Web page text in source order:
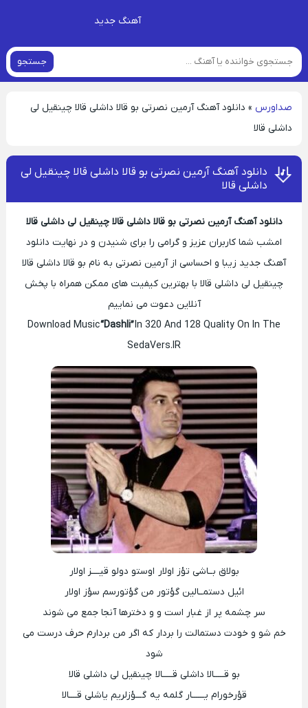
آهنگ جدید
جستجو
صداورس » دانلود آهنگ آرمین نصرتی بو قالا داشلی قالا چینقیل لی
داشلی قالا
دانلود آهنگ آرمین نصرتی بو قالا داشلی قالا چینقیل لی
داشلی قالا
دانلود آهنگ آرمین نصرتی بو قالا داشلی قالا چینقیل لی داشلی قالا
امشب شما کاربران عزیز و گرامی را برای شنیدن و در نهایت دانلود
آهنگ جدید زیبا و احساسی از آرمین نصرتی به نام بو قالا داشلی قالا
چینقیل لی داشلی قالا با بهترین کیفیت های ممکن همراه با پخش
آنلاین دعوت می نماییم
Download Music“Dashli”In 320 And 128 Quality On In The
SedaVers.IR
بولاق بــاشی تؤز اولار اوستو دولو قیــــز اولار
ائیل دستمــالین گؤتور من گؤتورسم سؤز اولار
سر چشمه پر از غبار است و و دخترها آنجا جمع می شوند
خم شو و خودت دستمالت را بردار که اگر من بردارم حرف درست می
شود
بو قـــــالا داشلی قـــــالا چینقیل لی داشلی قالا
قؤرخورام یــــــار گلمه یه گـــؤزلریم یاشلی قــــالا